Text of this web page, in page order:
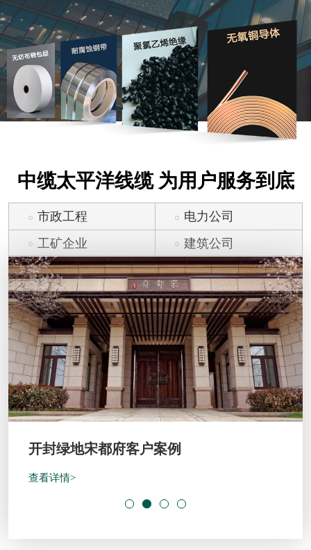
中缆太平洋线缆 为用户服务到底
市政工程
电力公司
工矿企业
建筑公司
开封绿地宋都府客户案例
查看详情>